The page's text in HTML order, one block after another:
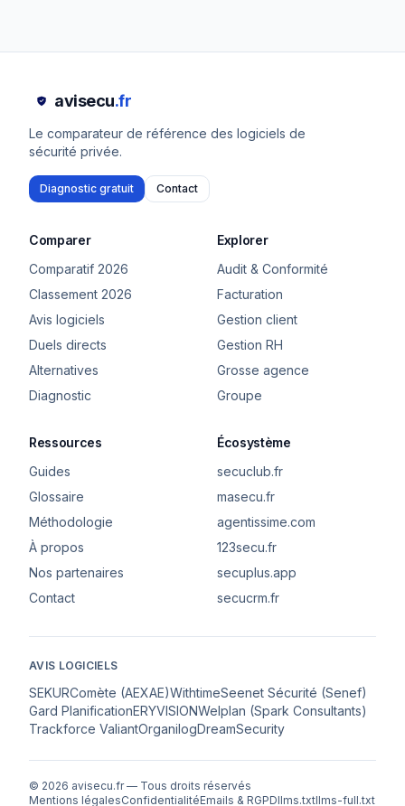
avisecu.fr
Le comparateur de référence des logiciels de
sécurité privée.
Diagnostic gratuit Contact
Comparer
Comparatif 2026
Classement 2026
Avis logiciels
Duels directs
Alternatives
Diagnostic
Explorer
Audit & Conformité
Facturation
Gestion client
Gestion RH
Grosse agence
Groupe
Ressources
Guides
Glossaire
Méthodologie
À propos
Nos partenaires
Contact
Écosystème
secuclub.fr
masecu.fr
agentissime.com
123secu.fr
secuplus.app
secucrm.fr
AVIS LOGICIELS
SEKURComète (AEXAE)WithtimeSeenet Sécurité (Senef)
Gard PlanificationERYVISIONWelplan (Spark Consultants)
Trackforce ValiantOrganilogDreamSecurity
© 2026 avisecu.fr — Tous droits réservés
Mentions légalesConfidentialitéEmails & RGPDllms.txtllms-full.txt